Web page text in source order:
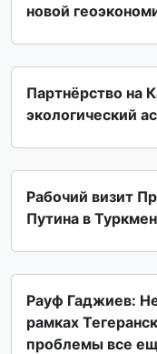
новой
Партнёрство на
экологический
Рабочий визит
Путина в
Рауф Гаджиев:
рамках
проблемы все